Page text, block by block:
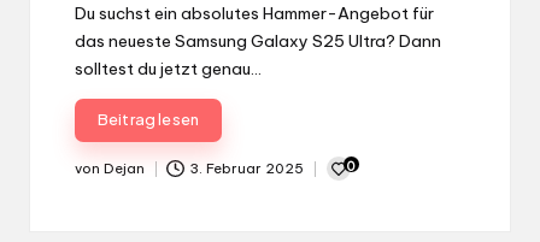
Du suchst ein absolutes Hammer-Angebot für
das neueste Samsung Galaxy S25 Ultra? Dann
solltest du jetzt genau…
Beitrag lesen
Gepostet
von Dejan 3. Februar 2025 0